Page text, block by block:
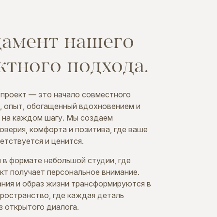
нашего
подхода.
— это начало совместного
опыт, обогащенный вдохновением и
на каждом шагу. Мы создаем
комфорта и позитива, где ваше
и ценится.
формате небольшой студии, где
получает персональное внимание.
и образ жизни трансформируются в
где каждая деталь
открытого диалога.